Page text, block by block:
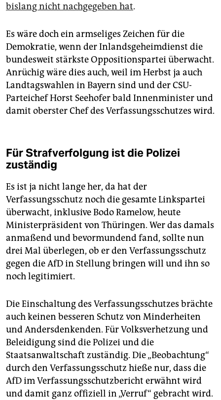
bislang nicht nachgegeben hat.
Es wäre doch ein armseliges Zeichen für die
Demokratie, wenn der Inlandsgeheimdienst die
bundesweit stärkste Oppositionspartei überwacht.
Anrüchig wäre dies auch, weil im Herbst ja auch
Landtagswahlen in Bayern sind und der CSU-
Parteichef Horst Seehofer bald Innenminister und
damit oberster Chef des Verfassungsschutzes wird.
Für Strafverfolgung ist die Polizei
zuständig
Es ist ja nicht lange her, da hat der
Verfassungsschutz noch die gesamte Linkspartei
überwacht, inklusive Bodo Ramelow, heute
Ministerpräsident von Thüringen. Wer das damals
anmaßend und bevormundend fand, sollte nun
drei Mal überlegen, ob er den Verfassungsschutz
gegen die AfD in Stellung bringen will und ihn so
noch legitimiert.
Die Einschaltung des Verfassungsschutzes brächte
auch keinen besseren Schutz von Minderheiten
und Andersdenkenden. Für Volksverhetzung und
Beleidigung sind die Polizei und die
Staatsanwaltschaft zuständig. Die „Beobachtung“
durch den Verfassungsschutz hieße nur, dass die
AfD im Verfassungsschutzbericht erwähnt wird
und damit ganz offiziell in „Verruf“ gebracht wird.